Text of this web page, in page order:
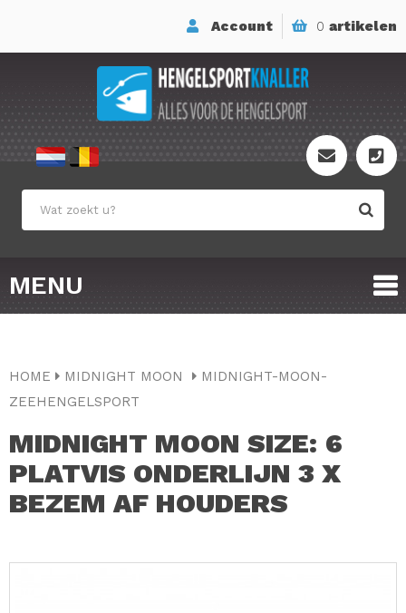
0 artikelen
Account
MENU
HOME MIDNIGHT MOON
MIDNIGHT-MOON-
ZEEHENGELSPORT
MIDNIGHT MOON SIZE: 6
PLATVIS ONDERLIJN 3 X
BEZEM AF HOUDERS